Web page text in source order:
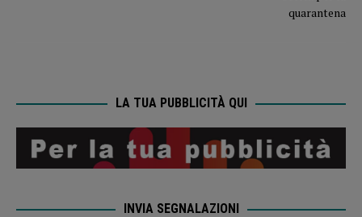
LA TUA PUBBLICITÀ QUI
INVIA SEGNALAZIONI